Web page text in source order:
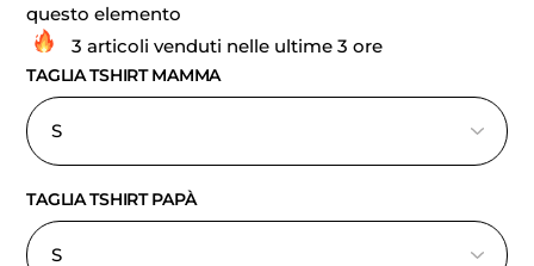
questo elemento
3 articoli venduti nelle ultime 3 ore
TAGLIA TSHIRT MAMMA
TAGLIA TSHIRT PAPÀ